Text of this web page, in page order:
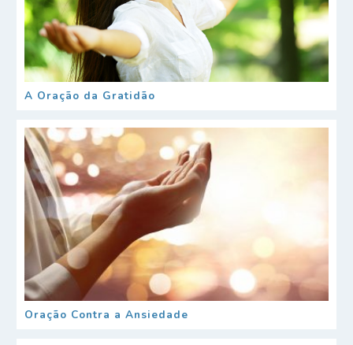
A Oração da Gratidão
Oração Contra a Ansiedade